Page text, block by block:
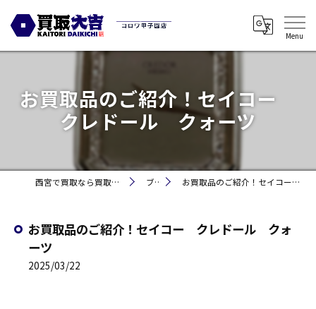
お買取品のご紹介！セイコー
クレドール クォーツ
西宮で買取なら買取大吉コロワ甲子園店 ブログ お買取品のご紹介！セイコー クレドール クォーツ
お買取品のご紹介！セイコー クレドール クォ
ーツ
2025/03/22